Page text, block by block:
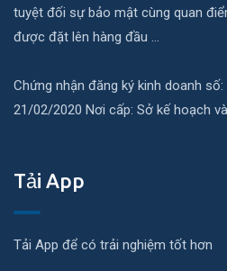
tuyệt đối sự bảo mật cùng quan
được đặt lên hàng đầu ...
Chứng nhận đăng ký kinh doanh
21/02/2020 Nơi cấp: Sở kế hoạch
Tải App
Tải App để có trải nghiệm tốt hơn